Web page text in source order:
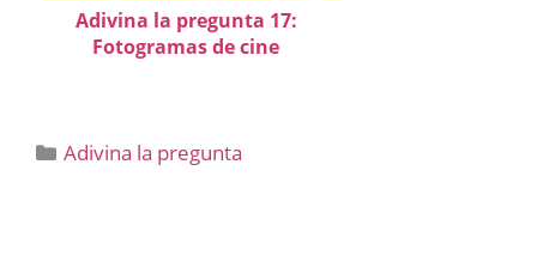
Adivina la pregunta 17:
Fotogramas de cine
Categorías
Adivina la pregunta